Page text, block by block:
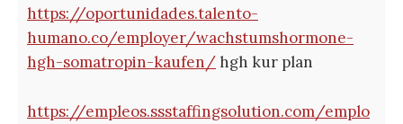
https://oportunidades.talento-
humano.co/employer/wachstumshormone-
hgh-somatropin-kaufen/hgh kur plan
https://empleos.ssstaffingsolution.com/emplo